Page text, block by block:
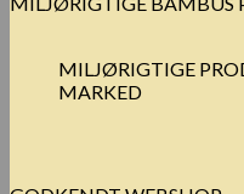
MILJØRIGTIGE
MARKED